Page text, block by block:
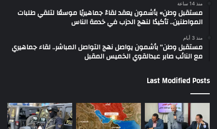
منذ 14 ساعة
مستقبل وطن» بأشمون يعقد لقاءً جماهيريًا موسعًا لتلقي طلبات
المواطنين.. تأكيدًا لنهج الحزب في خدمة الناس
منذ 3 أيام
مستقبل وطن” بأشمون يواصل نهج التواصل المباشر.. لقاء جماهيري
مع النائب صابر عبدالقوي الخميس المقبل
Last Modified Posts